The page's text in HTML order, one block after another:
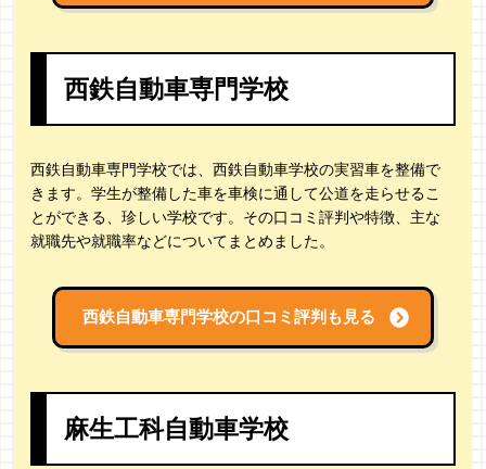
西鉄自動車専門学校
西鉄自動車専門学校では、西鉄自動車学校の実習車を整備で
きます。学生が整備した車を車検に通して公道を走らせるこ
とができる、珍しい学校です。その口コミ評判や特徴、主な
就職先や就職率などについてまとめました。
西鉄自動車専門学校の口コミ評判も見る
麻生工科自動車学校